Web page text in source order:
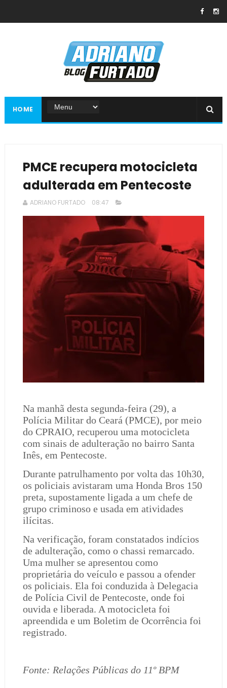
HOME
PMCE recupera motocicleta
adulterada em Pentecoste
ADRIANO FURTADO 08:47
Na manhã desta segunda-feira (29), a
Polícia Militar do Ceará (PMCE), por meio
do CPRAIO, recuperou uma motocicleta
com sinais de adulteração no bairro Santa
Inês, em Pentecoste.
Durante patrulhamento por volta das 10h30,
os policiais avistaram uma Honda Bros 150
preta, supostamente ligada a um chefe de
grupo criminoso e usada em atividades
ilícitas.
Na verificação, foram constatados indícios
de adulteração, como o chassi remarcado.
Uma mulher se apresentou como
proprietária do veículo e passou a ofender
os policiais. Ela foi conduzida à Delegacia
de Polícia Civil de Pentecoste, onde foi
ouvida e liberada. A motocicleta foi
apreendida e um Boletim de Ocorrência foi
registrado.
Fonte: Relações Públicas do 11º BPM